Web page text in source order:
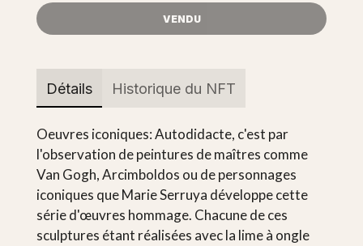
VENDU
Détails Historique du NFT
Oeuvres iconiques: Autodidacte, c'est par
l'observation de peintures de maîtres comme
Van Gogh, Arcimboldos ou de personnages
iconiques que Marie Serruya développe cette
série d'œuvres hommage. Chacune de ces
sculptures étant réalisées avec la lime à ongle